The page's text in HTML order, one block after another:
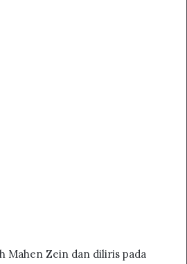
Mahen Zein dan diliris pada